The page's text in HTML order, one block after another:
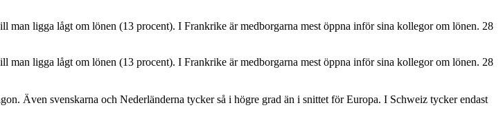
ligga lågt om lönen (13 procent). I Frankrike är medborgarna mest öppna inför sina kollegor om lönen. 28
ligga lågt om lönen (13 procent). I Frankrike är medborgarna mest öppna inför sina kollegor om lönen. 28
Även svenskarna och Nederländerna tycker så i högre grad än i snittet för Europa. I Schweiz tycker endast